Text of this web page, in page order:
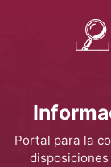
Portal para la